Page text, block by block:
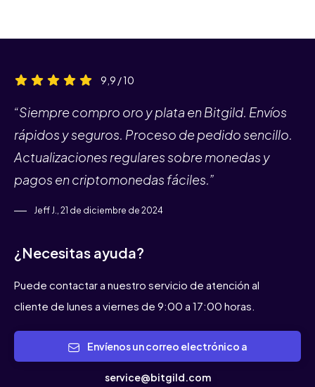
9,9 / 10
“Siempre compro oro y plata en Bitgild. Envíos
rápidos y seguros. Proceso de pedido sencillo.
Actualizaciones regulares sobre monedas y
pagos en criptomonedas fáciles.”
Jeff J., 21 de diciembre de 2024
¿Necesitas ayuda?
Puede contactar a nuestro servicio de atención al
cliente de lunes a viernes de 9:00 a 17:00 horas.
service@bitgild.com